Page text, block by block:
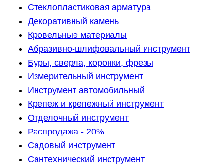
Стеклопластиковая арматура
Декоративный камень
Кровельные материалы
Абразивно-шлифовальный инструмент
Буры, сверла, коронки, фрезы
Измерительный инструмент
Инструмент автомобильный
Крепеж и крепежный инструмент
Отделочный инструмент
Распродажа - 20%
Садовый инструмент
Сантехнический инструмент